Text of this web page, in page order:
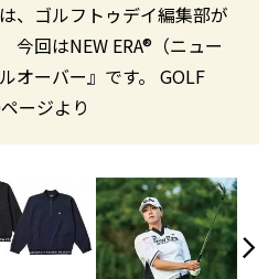
、ゴルフトゥデイ編集部が
回はNEW ERA®（ニュー
オーバー』です。 GOLF
ージより